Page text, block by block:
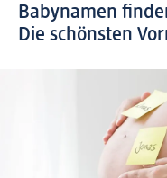
Babynamen
Die schönsten